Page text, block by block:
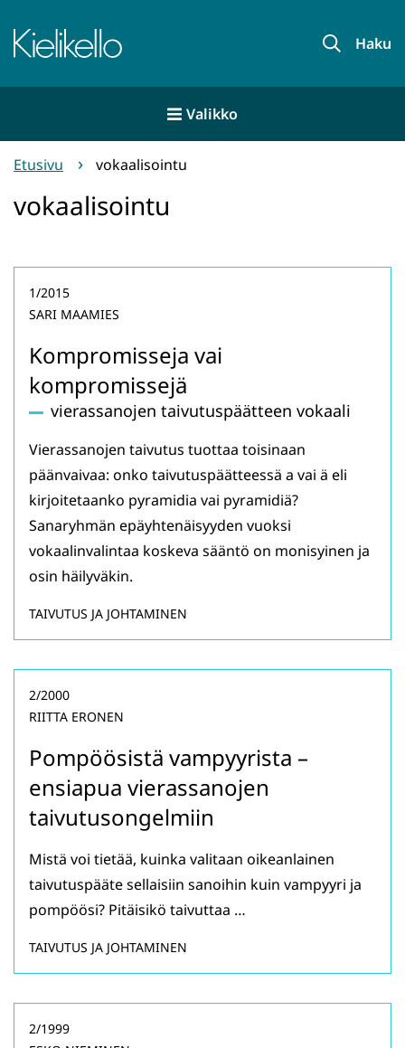
sisältöön
Etusivu Haku
Valikko
Etusivu vokaalisointu
vokaalisointu
Kompromisseja vai
kompromissejä
vierassanojen taivutuspäätteen vokaali
1/2015
SARI MAAMIES
Vierassanojen taivutus tuottaa toisinaan
päänvaivaa: onko taivutuspäätteessä a vai ä eli
kirjoitetaanko pyramidia vai pyramidiä?
Sanaryhmän epäyhtenäisyyden vuoksi
vokaalinvalintaa koskeva sääntö on monisyinen ja
osin häilyväkin.
TAIVUTUS JA JOHTAMINEN
Pompöösistä vampyyrista –
ensiapua vierassanojen
taivutusongelmiin
2/2000
RIITTA ERONEN
Mistä voi tietää, kuinka valitaan oikeanlainen
taivutuspääte sellaisiin sanoihin kuin vampyyri ja
pompöösi? Pitäisikö taivuttaa …
TAIVUTUS JA JOHTAMINEN
2/1999